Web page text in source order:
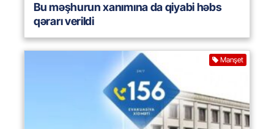
Bu məşhurun xanımına da qiyabi həbs
qərarı verildi
Manşet